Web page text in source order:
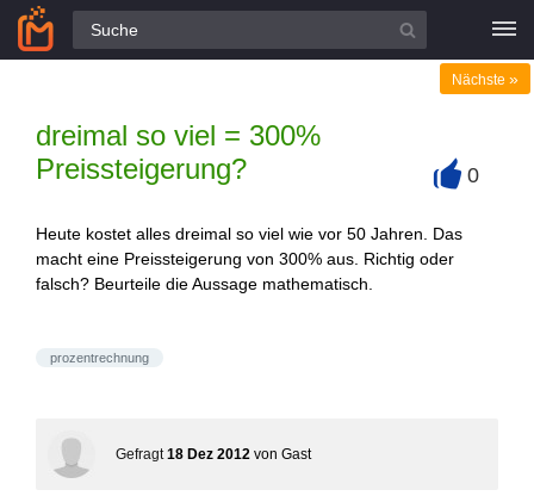
Alle Fragen
dreimal so viel = 300%
Preissteigerung?
Nächste »
0
Heute kostet alles dreimal so viel wie vor 50 Jahren. Das
macht eine Preissteigerung von 300% aus. Richtig oder
falsch? Beurteile die Aussage mathematisch.
prozentrechnung
Gefragt 18 Dez 2012 von Gast